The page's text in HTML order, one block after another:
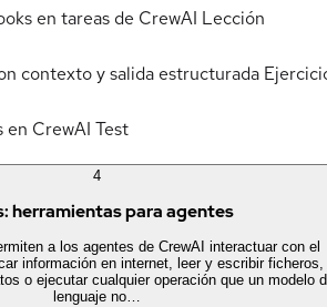
en tareas de CrewAI Lección
contexto y salida estructurada
en CrewAI Test
4
herramientas para agentes
a los agentes de CrewAI interactuar con el
información en internet, leer y escribir ficheros,
o ejecutar cualquier operación que un modelo
lenguaje no…